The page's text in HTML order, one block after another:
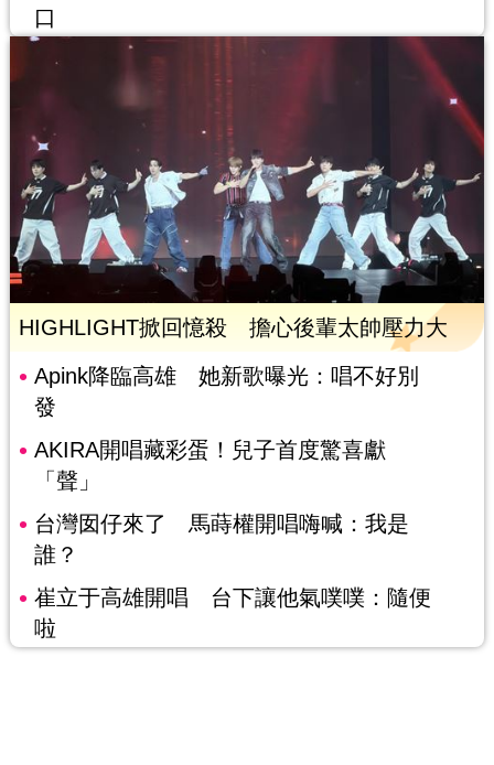
口
HIGHLIGHT掀回憶殺 擔心後輩太帥壓力大
Apink降臨高雄 她新歌曝光：唱不好別
發
AKIRA開唱藏彩蛋！兒子首度驚喜獻
「聲」
台灣囡仔來了 馬蒔權開唱嗨喊：我是
誰？
崔立于高雄開唱 台下讓他氣噗噗：隨便
啦